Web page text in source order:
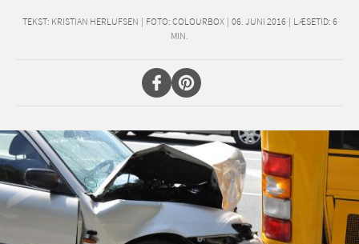
TEKST: KRISTIAN HERLUFSEN | FOTO: COLOURBOX | 06. JUNI 2016 | LÆSETID: 6
MIN.